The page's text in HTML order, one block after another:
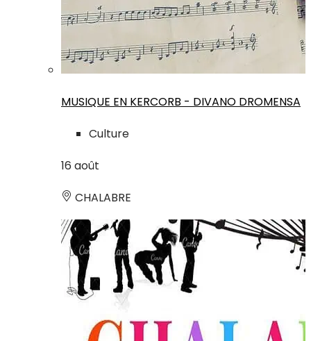
MUSIQUE EN KERCORB - DIVANO DROMENSA
Culture
16 août
CHALABRE